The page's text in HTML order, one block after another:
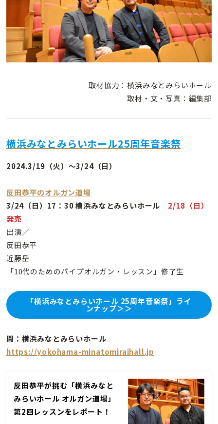
取材協力：横浜みなとみらいホール
取材・文・写真：編集部
横浜みなとみらいホール25周年音楽祭
2024.3/19（火）～3/24（日）
反田恭平のオルガン道場
3/24（日）17：30 横浜みなとみらいホール
2/18（日）
発売
出演／
反田恭平
近藤岳
「10代のためのパイプオルガン・レッスン」修了生
「横浜みなとみらいホール 25周年音楽祭」ライ
ンナップ＞＞
問：横浜みなとみらいホール
https://yokohama-minatomiraihall.jp
反田恭平が挑む「横浜みなと
みらいホール オルガン道場」
第2回レッスンをレポート！